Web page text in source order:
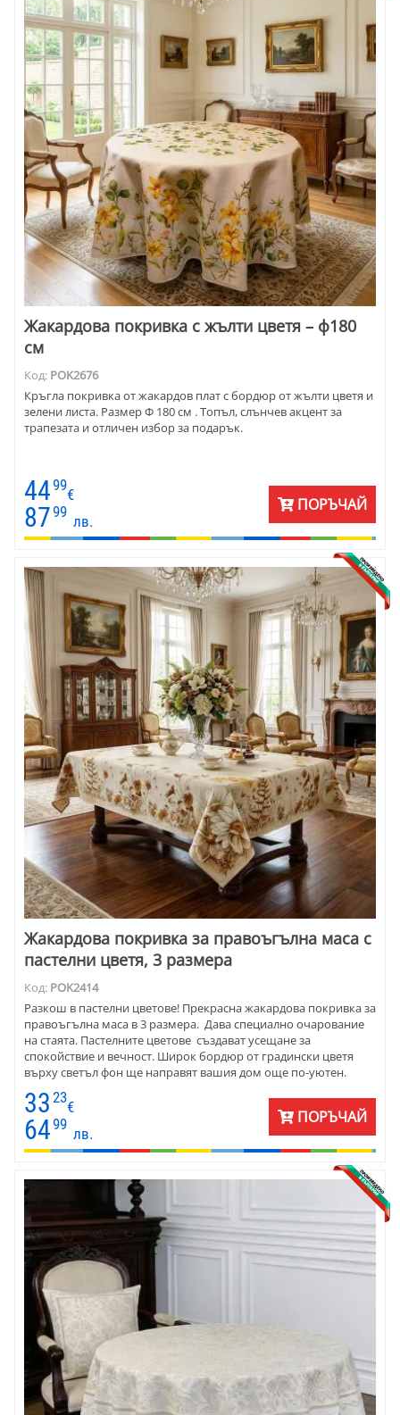
Жакардова покривка с жълти цветя – ф180
см
Код: POK2676
Кръгла покривка от жакардов плат с бордюр от жълти цветя и
зелени листа. Размер Ф 180 см . Топъл, слънчев акцент за
трапезата и отличен избор за подарък.
4499
€
8799
лв.
ПОРЪЧАЙ
Жакардова покривка за правоъгълна маса с
пастелни цветя, 3 размера
Код: POK2414
Разкош в пастелни цветове! Прекрасна жакардова покривка за
правоъгълна маса в 3 размера. Дава специално очарование
на стаята. Пастелните цветове създават усещане за
спокойствие и вечност. Широк бордюр от градински цветя
върху светъл фон ще направят вашия дом още по-уютен.
Покривката е подходяща за различен тип интериор - от масив
до елегантно стъкло и метал. Стилът е винтидж . Жакардовата
покривка е подходяща за подарък за приятелка и за наредба
на дома. Може да се използва през цялата година.
33 23
€
6499
лв.
ПОРЪЧАЙ